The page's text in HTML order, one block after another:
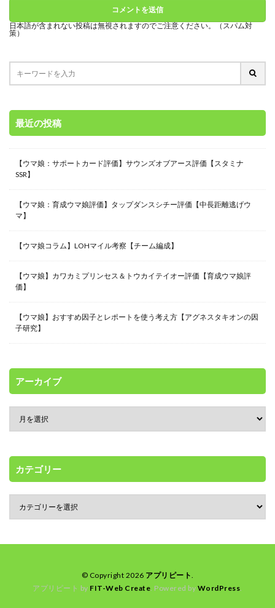
日本語が含まれない投稿は無視されますのでご注意ください。（スパム対
策）
最近の投稿
【ウマ娘：サポートカード評価】サウンズオブアース評価【スタミナ
SSR】
【ウマ娘：育成ウマ娘評価】タップダンスシチー評価【中長距離逃げウ
マ】
【ウマ娘コラム】LOHマイル考察【チーム編成】
【ウマ娘】カワカミプリンセス＆トウカイテイオー評価【育成ウマ娘評
価】
【ウマ娘】おすすめ因子とレポートを使う考え方【アグネスタキオンの因
子研究】
アーカイブ
カテゴリー
© Copyright 2026 アプリピート.
アプリピート by FIT-Web Create. Powered by WordPress.